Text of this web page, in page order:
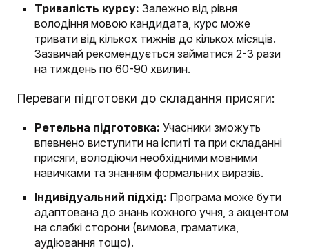
Тривалість курсу: Залежно від рівня
володіння мовою кандидата, курс може
тривати від кількох тижнів до кількох місяців.
Зазвичай рекомендується займатися 2-3 рази
на тиждень по 60-90 хвилин.
Переваги підготовки до складання присяги:
Ретельна підготовка: Учасники зможуть
впевнено виступити на іспиті та при складанні
присяги, володіючи необхідними мовними
навичками та знанням формальних виразів.
Індивідуальний підхід: Програма може бути
адаптована до знань кожного учня, з акцентом
на слабкі сторони (вимова, граматика,
аудіювання тощо).